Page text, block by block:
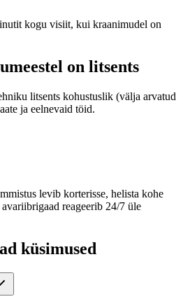
kogu visiit, kui kraanimudel on
on litsents
litsents kohustuslik (välja arvatud
ja eelnevaid töid.
levib korterisse, helista kohe
reageerib 24/7 üle
küsimused